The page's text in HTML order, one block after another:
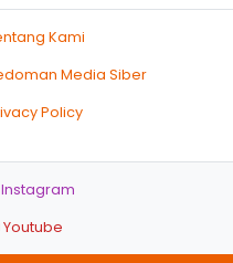
Kami
Media Siber
Policy
Instagram
Youtube